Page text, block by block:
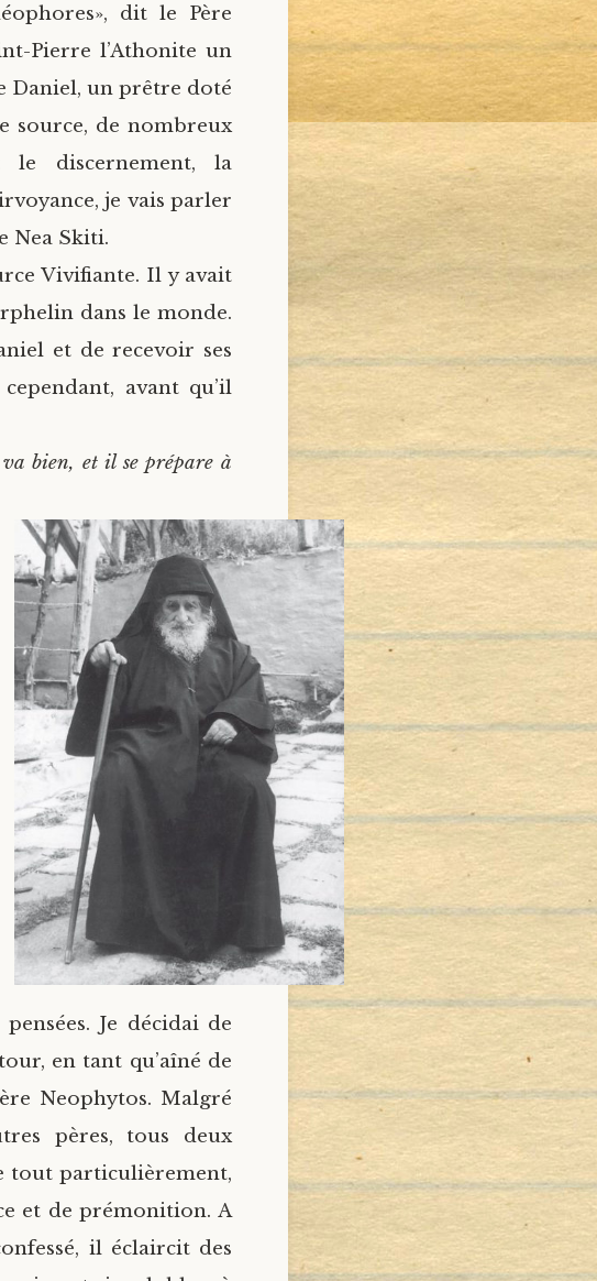
dit le Père
Pierre l’Athonite un
Daniel, un prêtre doté
source, de nombreux
le discernement, la
je vais parler
Nea Skiti.
Vivifiante. Il y avait
dans le monde.
et de recevoir ses
avant qu’il
bien, et il se prépare à
Je décidai de
en tant qu’aîné de
Neophytos. Malgré
pères, tous deux
tout particulièrement,
et de prémonition. A
il éclaircit des